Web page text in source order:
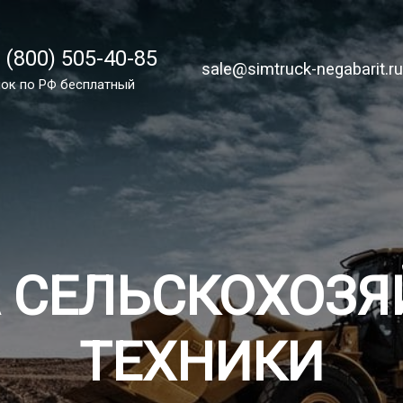
(800) 505-40-85
по России бесплатно
sale@simtruck-negabarit.ru
(800) 505-40-85
по РФ бесплатный
sale@simtruck-negabarit.ru
ТЕХНИКИ